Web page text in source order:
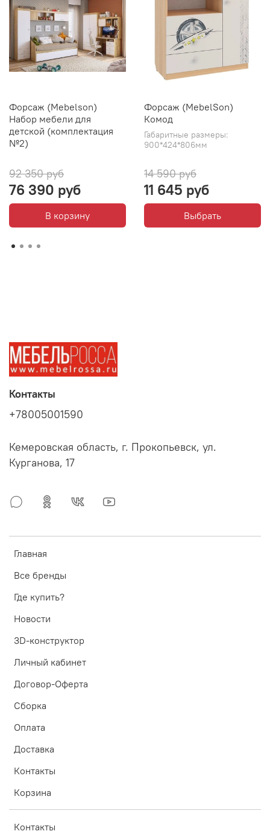
Форсаж (Mebelson)
Набор мебели для
детской (комплектация
№2)
92 350 руб
76 390 руб
В корзину
Форсаж (MebelSon)
Комод
Габаритные размеры:
900*424*806мм
14 590 руб
11 645 руб
Выбрать
Главная
Все бренды
Где купить?
Новости
3D-конструктор
Личный кабинет
Договор-Оферта
Сборка
Оплата
Доставка
Контакты
Корзина
Контакты
Контакты
+78005001590
Кемеровская область, г. Прокопьевск, ул.
Курганова, 17